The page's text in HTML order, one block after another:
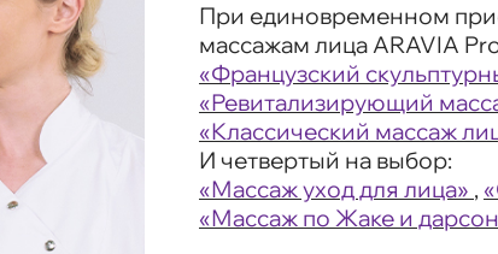
При единовременном
массажам лица ARAVIA
«Французский
«Ревитализирующий
«Классический массаж
И четвертый на выбор:
«Массаж уход для лица» ,
«Массаж по Жаке и